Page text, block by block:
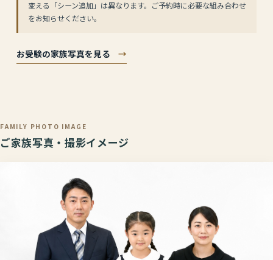
変える「シーン追加」は異なります。ご予約時に必要な組み合わせ
をお知らせください。
お受験の家族写真を見る →
FAMILY PHOTO IMAGE
ご家族写真・撮影イメージ